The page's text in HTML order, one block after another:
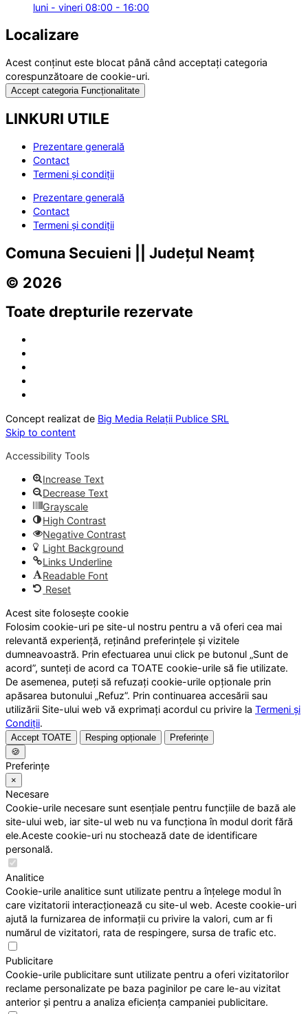
luni - vineri 08:00 - 16:00
Localizare
Acest conținut este blocat până când acceptați categoria
corespunzătoare de cookie-uri.
Accept categoria Funcționalitate
LINKURI UTILE
Prezentare generală
Contact
Termeni și condiții
Prezentare generală
Contact
Termeni și condiții
Comuna Secuieni || Județul Neamț
© 2026
Toate drepturile rezervate
Concept realizat de Big Media Relații Publice SRL
Skip to content
Accessibility Tools
Increase Text
Decrease Text
Grayscale
High Contrast
Negative Contrast
Light Background
Links Underline
Readable Font
Reset
Acest site folosește cookie
Folosim cookie-uri pe site-ul nostru pentru a vă oferi cea mai
relevantă experiență, reținând preferințele și vizitele
dumneavoastră. Prin efectuarea unui click pe butonul „Sunt de
acord”, sunteți de acord ca TOATE cookie-urile să fie utilizate.
De asemenea, puteți să refuzați cookie-urile opționale prin
apăsarea butonului „Refuz”. Prin continuarea accesării sau
utilizării Site-ului web vă exprimați acordul cu privire la Termeni și
Condiții.
Accept TOATE Resping opționale
Preferințe
🍪
Preferințe
×
Necesare
Cookie-urile necesare sunt esențiale pentru funcțiile de bază ale
site-ului web, iar site-ul web nu va funcționa în modul dorit fără
ele.Aceste cookie-uri nu stochează date de identificare
personală.
Analitice
Cookie-urile analitice sunt utilizate pentru a înțelege modul în
care vizitatorii interacționează cu site-ul web. Aceste cookie-uri
ajută la furnizarea de informații cu privire la valori, cum ar fi
numărul de vizitatori, rata de respingere, sursa de trafic etc.
Publicitare
Cookie-urile publicitare sunt utilizate pentru a oferi vizitatorilor
reclame personalizate pe baza paginilor pe care le-au vizitat
anterior și pentru a analiza eficiența campaniei publicitare.